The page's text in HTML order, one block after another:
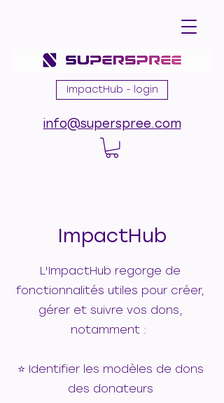
ImpactHub - login
info@superspree.com
ImpactHub
L'ImpactHub regorge de
fonctionnalités utiles pour créer,
gérer et suivre vos dons,
notamment : ​
⭐️ Identifier les modèles de dons
des donateurs